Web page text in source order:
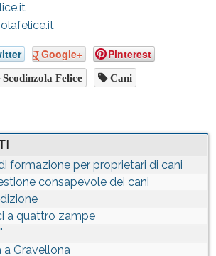
Google+ Pinterest
Scodinzola Felice Cani
formazione per proprietari di cani
consapevole dei cani
a quattro zampe
a Gravellona